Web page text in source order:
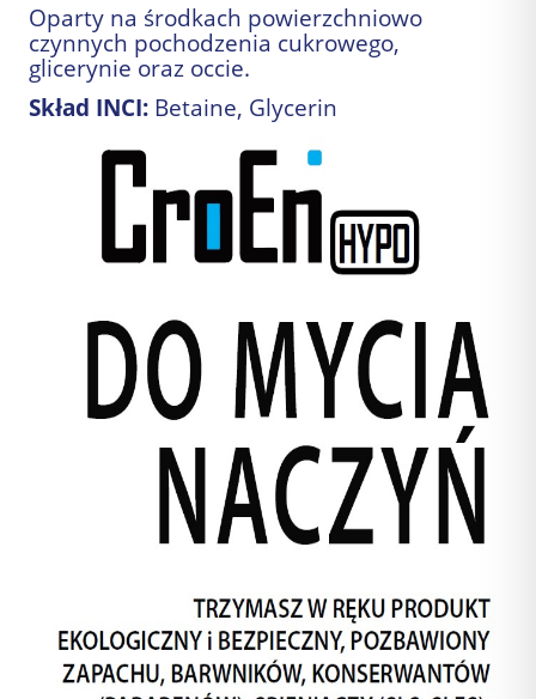
Oparty na środkach powierzchniowo
czynnych pochodzenia cukrowego,
glicerynie oraz occie.
Skład INCI: Betaine, Glycerin